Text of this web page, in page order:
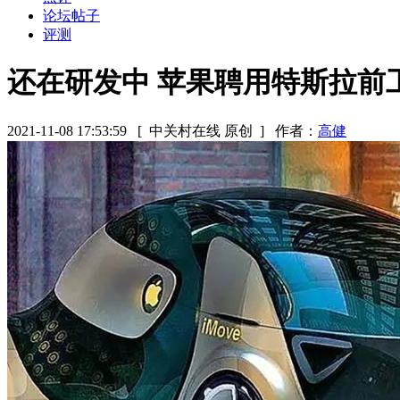
论坛帖子
评测
还在研发中 苹果聘用特斯拉前
2021-11-08 17:53:59 [ 中关村在线 原创 ] 作者： 高健